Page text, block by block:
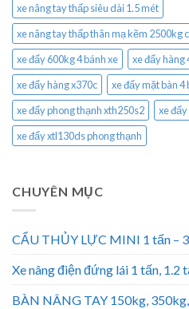
xe nâng tay thấp siêu dài 1.5 mét
xe nâng tay thấp thân mạ kẽm 2500kg
xe đẩy 600kg 4 bánh xe
xe đẩy hàng
xe đẩy hàng x370c
xe đẩy mặt bàn 4
xe đẩy phong thạnh xth250s2
xe
xe đẩy xtl130ds phong thạnh
CHUYÊN MỤC
CẨU THỦY LỰC MINI 1 tấn –
Xe nâng điện đứng lái 1 tấn, 1.2
BÀN NÂNG TAY 150kg,